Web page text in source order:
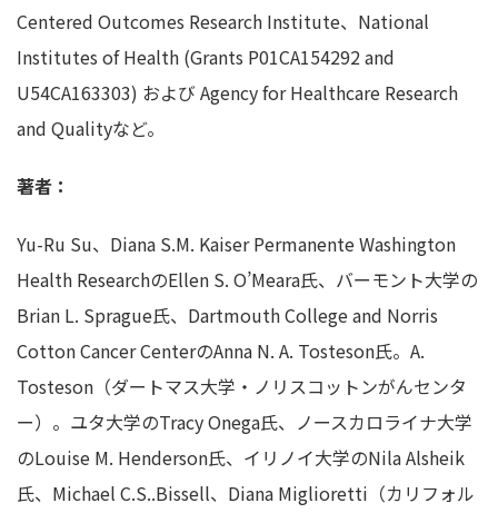
Centered Outcomes Research Institute、National
Institutes of Health (Grants P01CA154292 and
U54CA163303) および Agency for Healthcare Research
and Qualityなど。
著者：
Yu-Ru Su、Diana S.M. Kaiser Permanente Washington
Health ResearchのEllen S. O’Meara氏、バーモント大学の
Brian L. Sprague氏、Dartmouth College and Norris
Cotton Cancer CenterのAnna N. A. Tosteson氏。A.
Tosteson（ダートマス大学・ノリスコットンがんセンタ
ー）。ユタ大学のTracy Onega氏、ノースカロライナ大学
のLouise M. Henderson氏、イリノイ大学のNila Alsheik
氏、Michael C.S..Bissell、Diana Miglioretti（カリフォル